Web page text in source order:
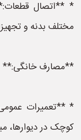
* **اتصال
مختلف بدنه و
**مصارف خانگی:**
* **تعمیرات
کوچک در دیوارها،